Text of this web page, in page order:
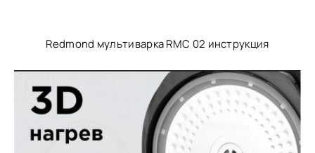
Redmond мультиварка RMC 02 инструкция